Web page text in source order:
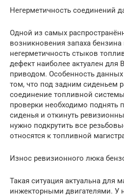
Негерметичность соединений
Одной из самых
возникновения запаха
негерметичность стыков
дефект наиболее актуален для
приводом. Особенность
том, что под задним сиденьем
соединение топливной
проверки необходимо поднять
сиденья и откинуть
нужно подкрутить все
относятся к топливной
Износ ревизионного люка
Такая ситуация актуальна для
инжекторными двигателями. У